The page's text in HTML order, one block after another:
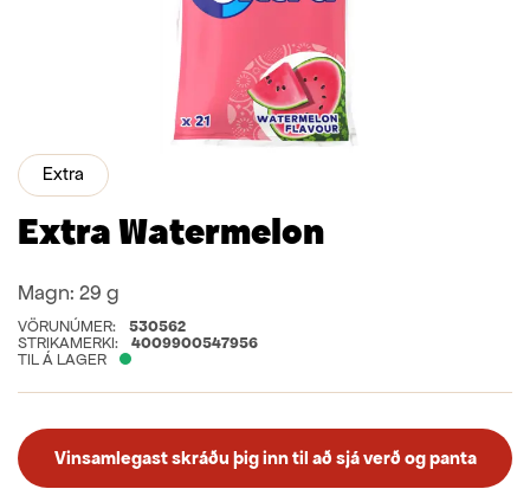
Extra
Extra Watermelon
Magn: 29 g
VÖRUNÚMER:
530562
STRIKAMERKI:
4009900547956
TIL Á LAGER
Vinsamlegast skráðu þig inn til að sjá verð og panta